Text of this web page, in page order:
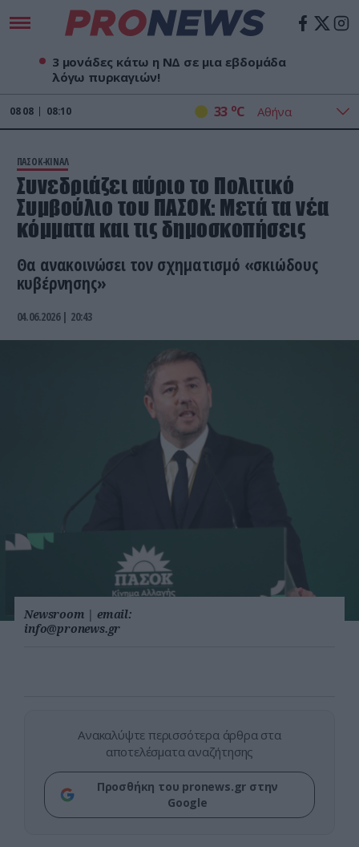
3 μονάδες κάτω η ΝΔ σε μια εβδομάδα
λόγω πυρκαγιών!
08 08 08:10 33 oC
ΠΑΣΟΚ-ΚΙΝΑΛ
Συνεδριάζει αύριο το Πολιτικό
Συμβούλιο του ΠΑΣΟΚ: Μετά τα νέα
κόμματα και τις δημοσκοπήσεις
Θα ανακοινώσει τον σχηματισμό «σκιώδους
κυβέρνησης»
04.06.2026 | 20:43
Newsroom | email:
info@pronews.gr
Ανακαλύψτε περισσότερα άρθρα στα
αποτελέσματα αναζήτησης
Προσθήκη του pronews.gr στην
Google